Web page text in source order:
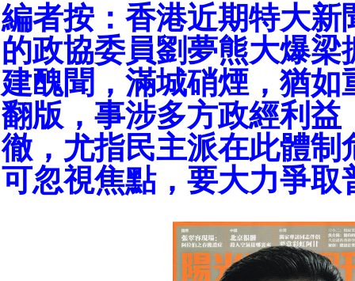
編者按：香港近期特大新
的政協委員劉夢熊大爆梁
建醜聞，滿城硝煙，猶如
翻版，事涉多方政經利益
徹，尤指民主派在此體制
可忽視焦點，要大力爭取